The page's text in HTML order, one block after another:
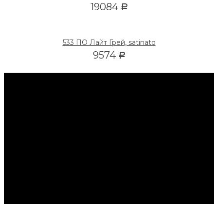
19084 Р
533 ПО Лайт Грей, satinato
9574 Р